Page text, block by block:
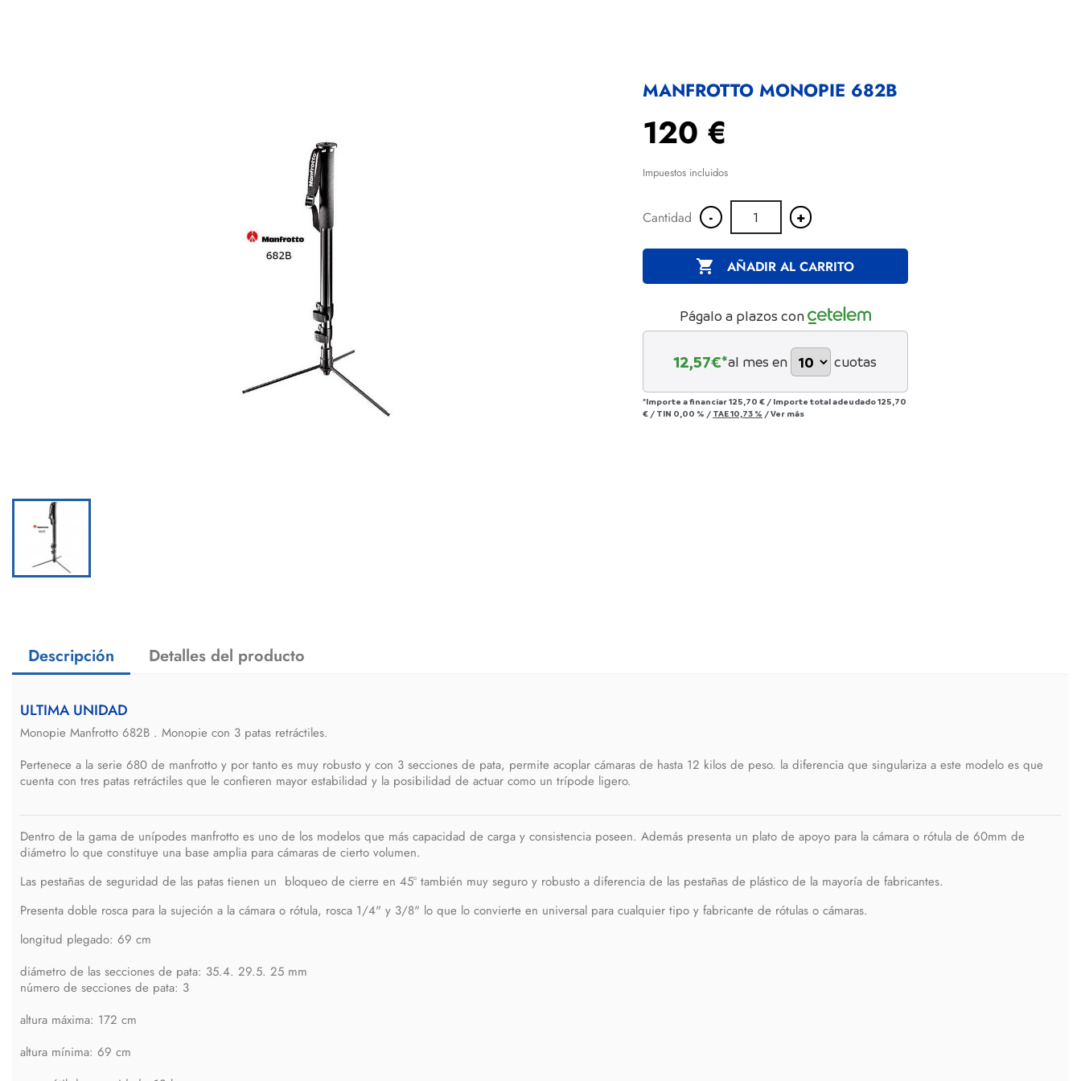
MANFROTTO MONOPIE 682B
120 €
Impuestos incluidos
Cantidad - +
 AÑADIR AL CARRITO
Págalo a plazos con
12,57€*al mes en cuotas
*Importe a financiar125,70 € / Importe total adeudado125,70
€/ TIN 0,00 % / TAE10,73 % /Ver más
Descripción Detalles del producto
ULTIMA UNIDAD
Monopie Manfrotto 682B . Monopie con 3 patas retráctiles.
Pertenece a la serie 680 de manfrotto y por tanto es muy robusto y con 3 secciones de pata, permite acoplar cámaras de hasta 12 kilos de peso. la diferencia que singulariza a este modelo es que
cuenta con tres patas retráctiles que le confieren mayor estabilidad y la posibilidad de actuar como un trípode ligero.
Dentro de la gama de unípodes manfrotto es uno de los modelos que más capacidad de carga y consistencia poseen. Además presenta un plato de apoyo para la cámara o rótula de 60mm de
diámetro lo que constituye una base amplia para cámaras de cierto volumen.
Las pestañas de seguridad de las patas tienen un bloqueo de cierre en 45º también muy seguro y robusto a diferencia de las pestañas de plástico de la mayoría de fabricantes.
Presenta doble rosca para la sujeción a la cámara o rótula, rosca 1/4" y 3/8" lo que lo convierte en universal para cualquier tipo y fabricante de rótulas o cámaras.
longitud plegado: 69 cm
diámetro de las secciones de pata: 35.4. 29.5. 25 mm
número de secciones de pata: 3
altura máxima: 172 cm
altura mínima: 69 cm